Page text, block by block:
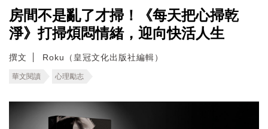
房間不是亂了才掃！《每天把心掃乾
淨》打掃煩悶情緒，迎向快活人生
撰文 Roku（皇冠文化出版社編輯）
華文閱讀 心理勵志